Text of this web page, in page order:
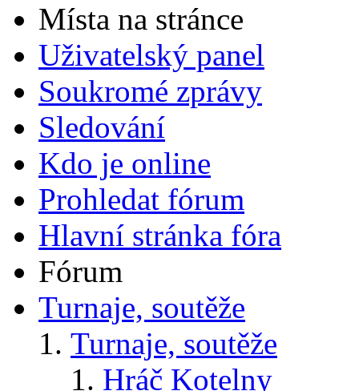
Místa na stránce
Uživatelský panel
Soukromé zprávy
Sledování
Kdo je online
Prohledat fórum
Hlavní stránka fóra
Fórum
Turnaje, soutěže
Turnaje, soutěže
Hráč Kotelny